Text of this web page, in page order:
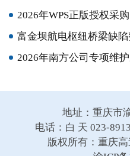
2026年WPS正版授权采购
地址：重庆市
电话：白 天 023-
版权所有：重庆